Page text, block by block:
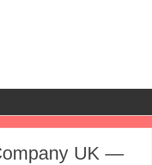
UK —